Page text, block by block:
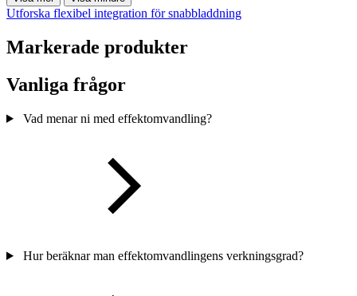
Utforska flexibel integration för snabbladdning
Markerade produkter
Vanliga frågor
Vad menar ni med effektomvandling?
Hur beräknar man effektomvandlingens verkningsgrad?